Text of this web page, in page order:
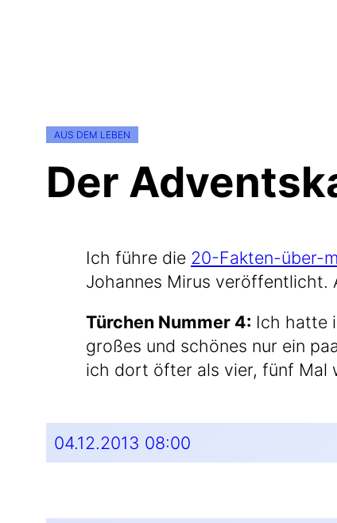
AUS DEM LEBEN
Der
Ich füh­re die 20-Fakten-über-
Johan­nes Mirus ver­öf­fent­licht.
Tür­chen Num­mer 4: Ich hat­te
gro­ßes und schö­nes nur ein
ich dort öfter als vier, fünf Mal
04.12.2013 08:00